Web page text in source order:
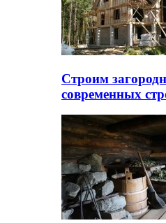
Строим
современных